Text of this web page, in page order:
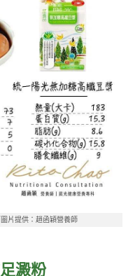
片提供：趙函穎營養師
澱粉